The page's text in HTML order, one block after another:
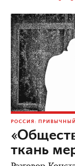
РОССИЯ:
ткань